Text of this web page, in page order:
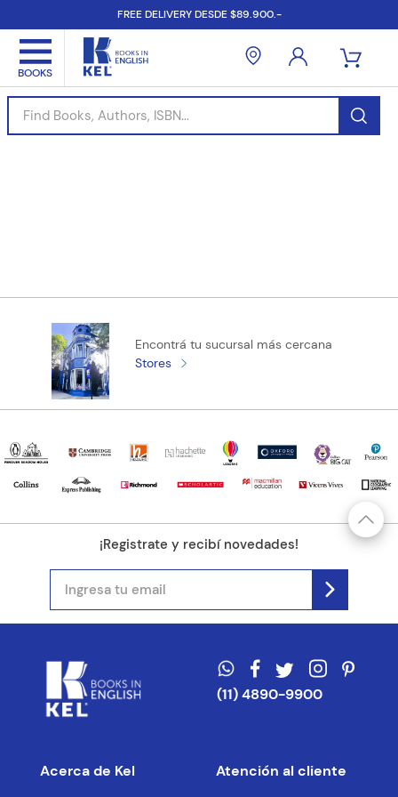
FREE DELIVERY DESDE $89.900.-
Find Books, Authors, ISBN...
Encontrá tu sucursal más cercana
Stores
¡Registrate y recibí novedades!
(11) 4890-9900
Acerca de Kel Atención al cliente